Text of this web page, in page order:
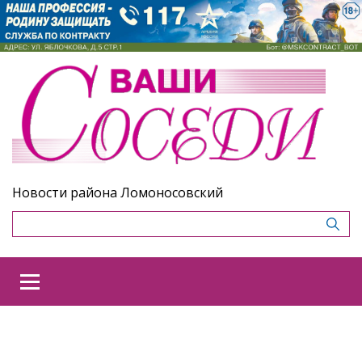
Новости района Ломоносовский